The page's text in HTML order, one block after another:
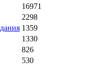
16971
2298
1359
1330
826
530